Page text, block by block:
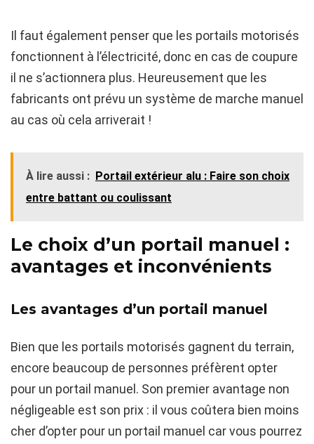
Il faut également penser que les portails motorisés
fonctionnent à l’électricité, donc en cas de coupure
il ne s’actionnera plus. Heureusement que les
fabricants ont prévu un système de marche manuel
au cas où cela arriverait !
À lire aussi : Portail extérieur alu : Faire son choix
entre battant ou coulissant
Le choix d’un portail manuel :
avantages et inconvénients
Les avantages d’un portail manuel
Bien que les portails motorisés gagnent du terrain,
encore beaucoup de personnes préfèrent opter
pour un portail manuel. Son premier avantage non
négligeable est son prix : il vous coûtera bien moins
cher d’opter pour un portail manuel car vous pourrez